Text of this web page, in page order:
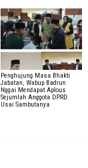
Penghujung Masa Bhakti
Jabatan, Wabup Badrun
Nggai Mendapat Aplous
Sejumlah Anggota DPRD
Usai Sambutanya